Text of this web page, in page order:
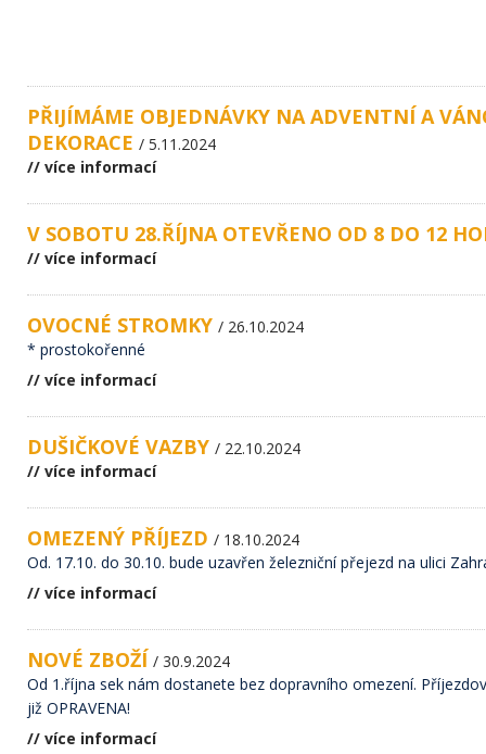
PŘIJÍMÁME OBJEDNÁVKY NA ADVENTNÍ A
DEKORACE / 5.11.2024
// více informací
V SOBOTU 28.ŘÍJNA OTEVŘENO OD 8 DO 12
// více informací
OVOCNÉ STROMKY / 26.10.2024
* prostokořenné
// více informací
DUŠIČKOVÉ VAZBY / 22.10.2024
// více informací
OMEZENÝ PŘÍJEZD / 18.10.2024
Od. 17.10. do 30.10. bude uzavřen železniční přejezd na ulici
// více informací
NOVÉ ZBOŽÍ / 30.9.2024
Od 1.října sek nám dostanete bez dopravního omezení.
již OPRAVENA!
// více informací